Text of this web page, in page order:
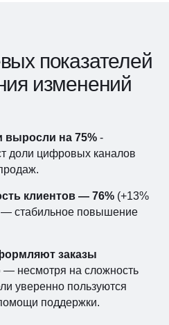
показателей
изменений
выросли на 75% -
доли цифровых каналов
клиентов — 76% (+13%
— стабильное повышение
заказы
— несмотря на сложность
уверенно пользуются
поддержки.